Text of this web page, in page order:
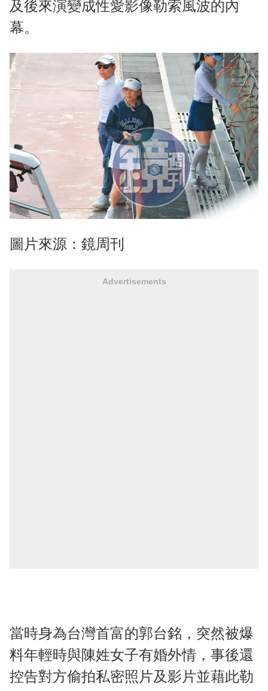
及後來演變成性愛影像勒索風波的內
幕。
圖片來源：鏡周刊
Advertisements
當時身為台灣首富的郭台銘，突然被爆
料年輕時與陳姓女子有婚外情，事後還
控告對方偷拍私密照片及影片並藉此勒